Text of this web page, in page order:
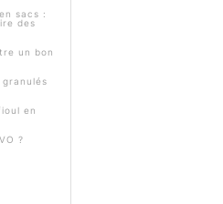
sacs :
des
un bon
en
?